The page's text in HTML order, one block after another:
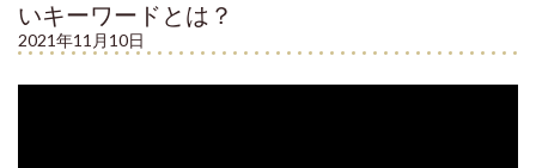
いキーワードとは？
2021年11月10日